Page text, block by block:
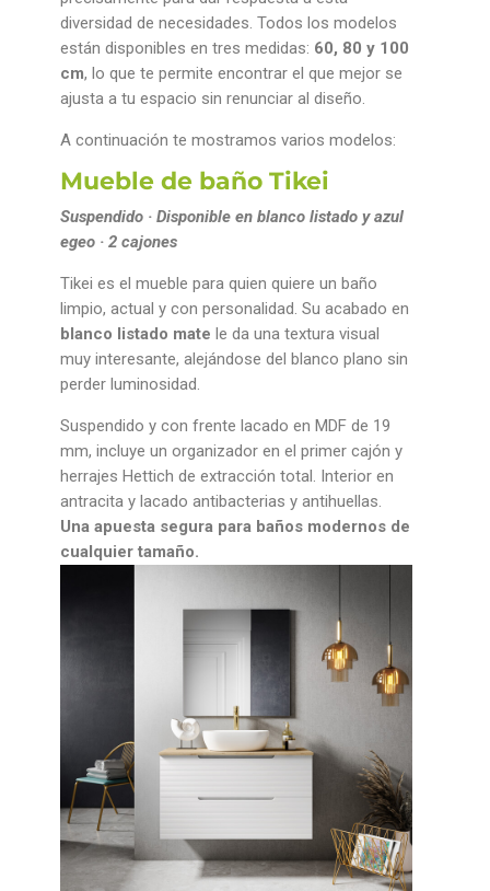
diversidad de necesidades. Todos los modelos
están disponibles en tres medidas: 60, 80 y 100
cm, lo que te permite encontrar el que mejor se
ajusta a tu espacio sin renunciar al diseño.
A continuación te mostramos varios modelos:
Mueble de baño Tikei
Suspendido · Disponible en blanco listado y azul
egeo · 2 cajones
Tikei es el mueble para quien quiere un baño
limpio, actual y con personalidad. Su acabado en
blanco listado mate le da una textura visual
muy interesante, alejándose del blanco plano sin
perder luminosidad.
Suspendido y con frente lacado en MDF de 19
mm, incluye un organizador en el primer cajón y
herrajes Hettich de extracción total. Interior en
antracita y lacado antibacterias y antihuellas.
Una apuesta segura para baños modernos de
cualquier tamaño.